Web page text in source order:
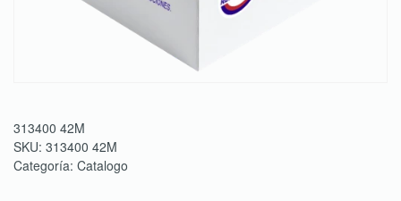
313400 42M
SKU: 313400 42M
Categoría: Catalogo